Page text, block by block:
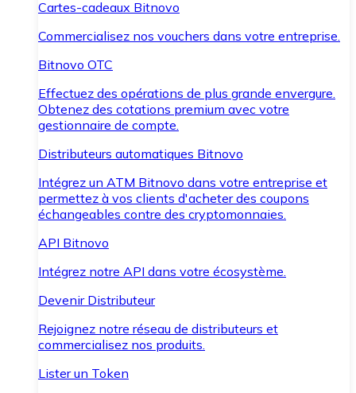
Cartes-cadeaux Bitnovo
Commercialisez nos vouchers dans votre entreprise.
Bitnovo OTC
Effectuez des opérations de plus grande envergure.
Obtenez des cotations premium avec votre
gestionnaire de compte.
Distributeurs automatiques Bitnovo
Intégrez un ATM Bitnovo dans votre entreprise et
permettez à vos clients d'acheter des coupons
échangeables contre des cryptomonnaies.
API Bitnovo
Intégrez notre API dans votre écosystème.
Devenir Distributeur
Rejoignez notre réseau de distributeurs et
commercialisez nos produits.
Lister un Token